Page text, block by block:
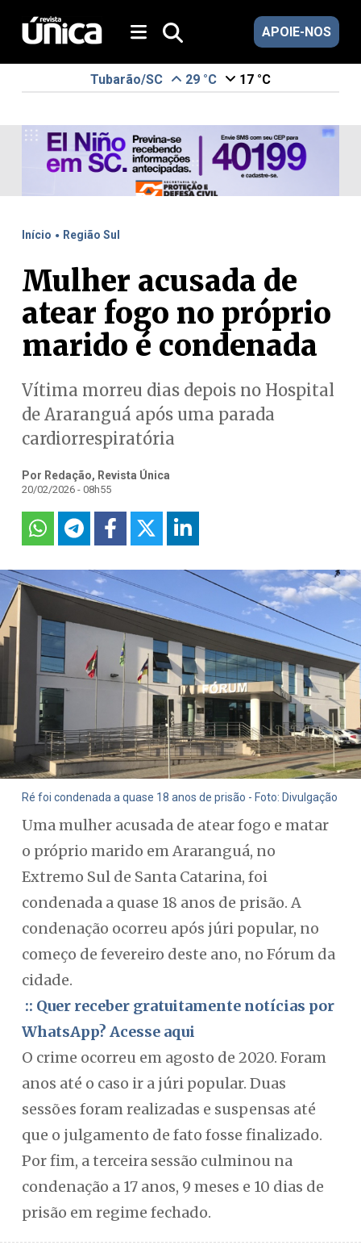
APOIE-NOS
Tubarão/SC 29 °C 17 °C
Início . Região Sul
Mulher acusada de
atear fogo no próprio
marido é condenada
Vítima morreu dias depois no Hospital
de Araranguá após uma parada
cardiorrespiratória
Por Redação, Revista Única
20/02/2026 - 08h55
Ré foi condenada a quase 18 anos de prisão - Foto: Divulgação
Uma mulher acusada de atear fogo e matar
o próprio marido em Araranguá, no
Extremo Sul de Santa Catarina, foi
condenada a quase 18 anos de prisão. A
condenação ocorreu após júri popular, no
começo de fevereiro deste ano, no Fórum da
cidade.
:: Quer receber gratuitamente notícias por
WhatsApp? Acesse aqui
O crime ocorreu em agosto de 2020. Foram
anos até o caso ir a júri popular. Duas
sessões foram realizadas e suspensas até
que o julgamento de fato fosse finalizado.
Por fim, a terceira sessão culminou na
condenação a 17 anos, 9 meses e 10 dias de
prisão em regime fechado.